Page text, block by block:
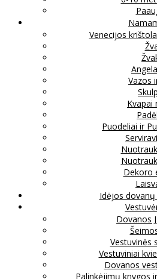
Venecijos
Vazos
Kvapai
Puodeliai ir
Dekoro
Idėjos
Dovanos
Vestuvinės
Vestuviniai
Dovanos
Palinkėjimų knygos